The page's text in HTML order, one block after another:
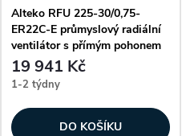
Alteko RFU 225-30/0,75-
ER22C-E průmyslový radiální
ventilátor s přímým pohonem
AC
19 941 Kč
1-2 týdny
DO KOŠÍKU